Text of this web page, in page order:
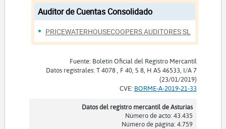
Auditor de Cuentas Consolidado
PRICEWATERHOUSECOOPERS AUDITORES SL
Fuente: Boletín Oficial del Registro Mercantil
Datos registrales: T 4078 , F 40, S 8, H AS 46533, I/A 7
(23/01/2019)
CVE: BORME-A-2019-21-33
Datos del registro mercantil de Asturias
Número de acto: 43.435
Número de página: 4.759